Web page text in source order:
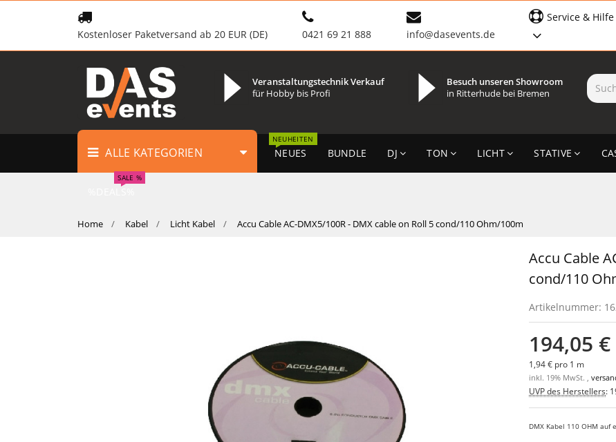
Kostenloser Paketversand ab 20 EUR (DE) 0421 69 21 888 info@dasevents.de
Service & Hilfe
Veranstaltungstechnik Verkauf
für Hobby bis Profi
Besuch unseren Showroom
in Ritterhude bei Bremen
ALLE KATEGORIEN NEUES
NEUHEITEN
BUNDLE DJ TON LICHT STATIVE
SALE %
Home Kabel Licht Kabel Accu Cable AC-DMX5/100R - DMX cable on Roll 5 cond/110 Ohm/100m
Accu Cable
cond/110
Artikelnummer:
194,05 €
1,94 € pro 1 m
inkl. 19% MwSt. ,
UVP des Herstellers:
DMX Kabel 110 OHM auf